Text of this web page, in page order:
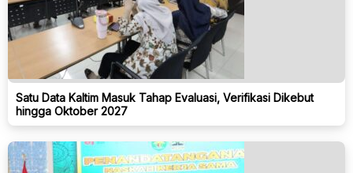
Satu Data Kaltim Masuk Tahap Evaluasi, Verifikasi Dikebut
hingga Oktober 2027